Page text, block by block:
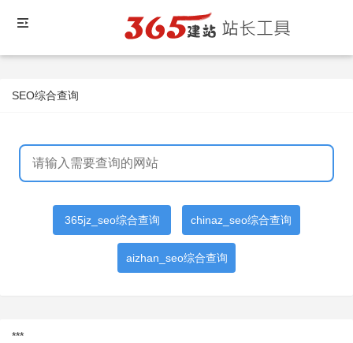
SEO综合查询
365jz_seo综合查询 chinaz_seo综合查询
aizhan_seo综合查询
***